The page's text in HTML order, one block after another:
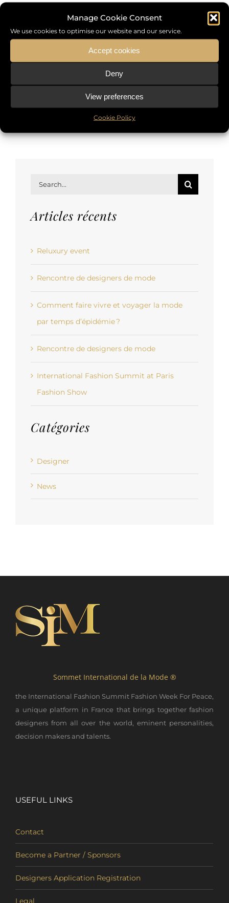
Manage Cookie Consent
We use cookies to optimise our website and our service.
Accept cookies
Deny
View preferences
Cookie Policy
RELATED POSTS
Search
Articles récents
Reluxury event
Rencontre de designers de mode
Comment faire vivre et voyager la mode
par temps d’épidémie ?
Rencontre de designers de mode
International Fashion Summit at Paris
Fashion Show
Catégories
Designer
News
Sommet International de la Mode ®
the International Fashion Summit Fashion Week For Peace,
a unique platform in France that brings together fashion
designers from all over the world, eminent personalities,
decision makers and talents.
USEFUL LINKS
Contact
Become a Partner / Sponsors
Designers Application Registration
Legal